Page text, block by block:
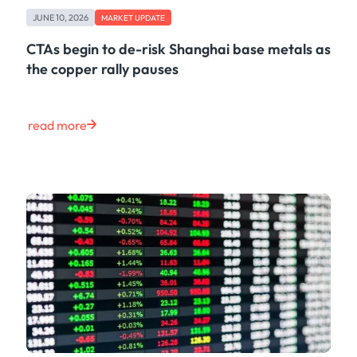
Oil
Containers
Ship Tracking
Power
Metals
Coal
Grains & Oilseeds
Iron Ore
Dry Bulk
Government
Financial
Insurance
JUNE 10, 2026 MARKET UPDATE
CTAs begin to de-risk Shanghai base metals as
the copper rally pauses
read more